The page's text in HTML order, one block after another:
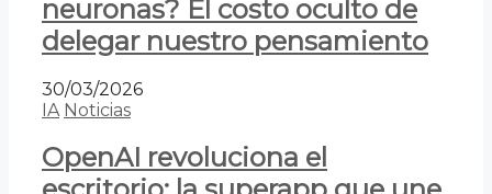
neuronas? El costo oculto de
delegar nuestro pensamiento
30/03/2026
IA Noticias
OpenAI revoluciona el